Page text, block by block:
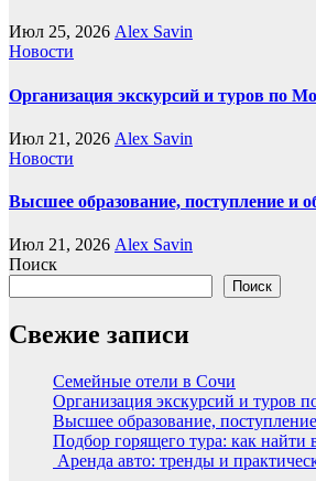
Июл 25, 2026 Alex Savin
Новости
Организация экскурсий и туров по
Июл 21, 2026 Alex Savin
Новости
Высшее образование, поступление и
Июл 21, 2026 Alex Savin
Поиск
Поиск
Свежие записи
Семейные отели в Сочи
Организация экскурсий и туров
Высшее образование,
Подбор горящего тура: как
Аренда авто: тренды и